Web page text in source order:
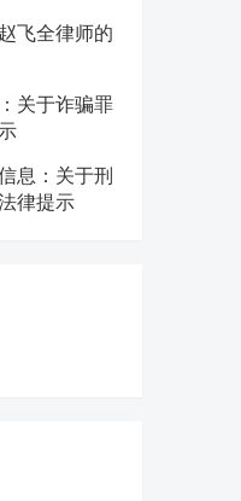
飞全律师的
关于诈骗罪
息：关于刑
律提示